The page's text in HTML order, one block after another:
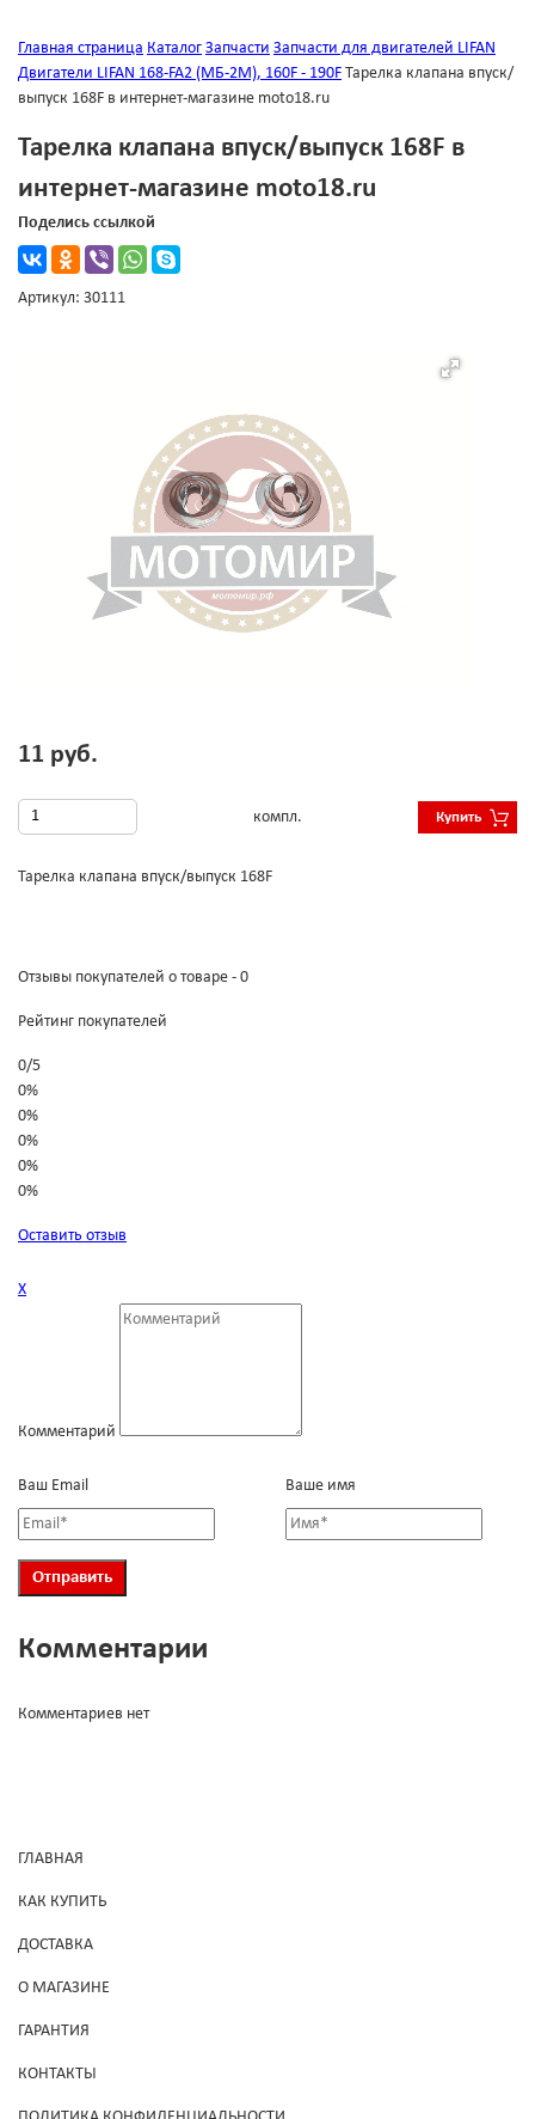
Главная страница Каталог Запчасти Запчасти для двигателей LIFAN
Двигатели LIFAN 168-FA2 (МБ-2М), 160F - 190F Тарелка клапана впуск/
выпуск 168F в интернет-магазине moto18.ru
Тарелка клапана впуск/выпуск 168F в
интернет-магазине moto18.ru
Поделись ссылкой
Артикул: 30111
11 руб.
компл. Купить
Тарелка клапана впуск/выпуск 168F
Отзывы покупателей о товаре - 0
Рейтинг покупателей
0/5
0%
0%
0%
0%
0%
Оставить отзыв
Х
Комментарий
Ваш Email Ваше имя
Комментарии
Комментариев нет
ГЛАВНАЯ
КАК КУПИТЬ
ДОСТАВКА
О МАГАЗИНЕ
ГАРАНТИЯ
КОНТАКТЫ